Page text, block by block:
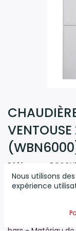
Référence:
(0 avis)
thermique
cheminée: 60
Nous utilisons
expérience